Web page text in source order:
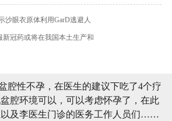
沙眼衣原体利用GarD逃避人
新冠药或将在我国本土生产和
腔性不孕，在医生的建议下吃了4个疗
腔环境可以，可以考虑怀孕了，在此
及李医生门诊的医务工作人员们……